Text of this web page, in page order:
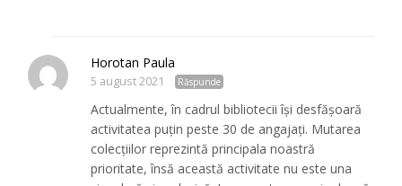
Horotan Paula
5 august 2021 Răspunde
Actualmente, în cadrul bibliotecii își desfășoară
activitatea puțin peste 30 de angajați. Mutarea
colecțiilor reprezintă principala noastră
prioritate, însă această activitate nu este una